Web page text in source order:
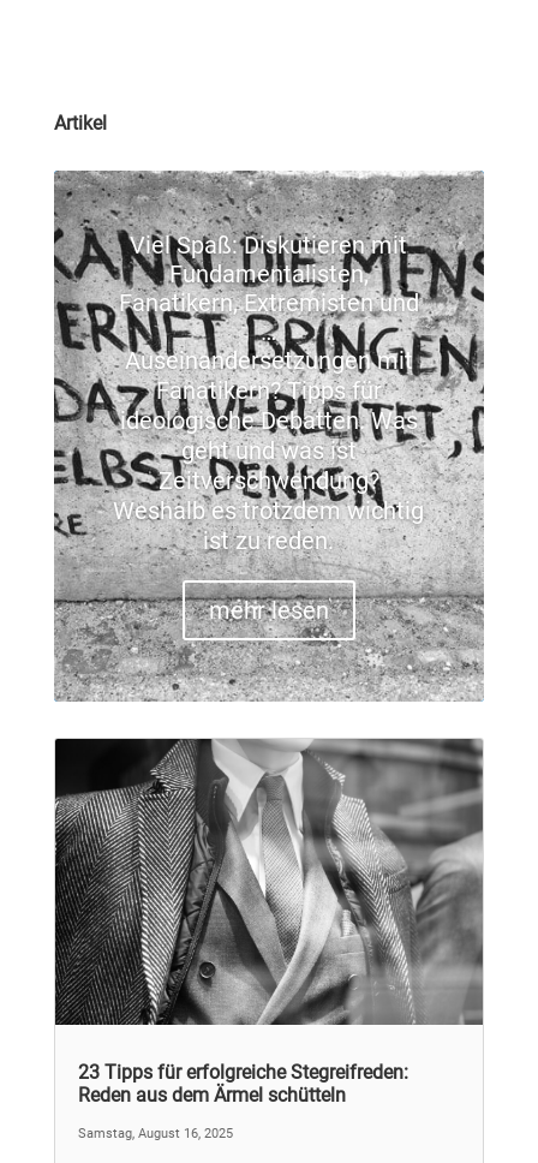
Artikel
Viel Spaß: Diskutieren mit
Fundamentalisten,
Fanatikern, Extremisten und
…
Auseinandersetzungen mit
Fanatikern? Tipps für
ideologische Debatten. Was
geht und was ist
Zeitverschwendung?
Weshalb es trotzdem wichtig
ist zu reden.
mehr lesen
23 Tipps für erfolgreiche Stegreifreden:
Reden aus dem Ärmel schütteln
Samstag, August 16, 2025